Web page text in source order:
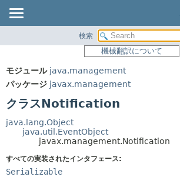
パッケージ
使用
ツリー
プレビュー
サマリー:
ネスト済
検索
機械翻訳について
モジュール java.management
パッケージ javax.management
クラスNotification
java.lang.Object
java.util.EventObject
javax.management.Notification
すべての実装されたインタフェース:
Serializable